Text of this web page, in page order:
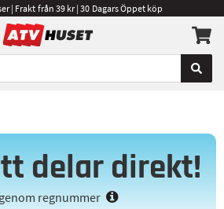
| Frakt från 39 kr | 30 Dagars Öppet köp
delar direkt!
regnummer